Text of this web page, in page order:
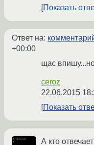
Показать
Ответ на:
+00:00
щас
ceroz
22.06.2015
Показать
А кто